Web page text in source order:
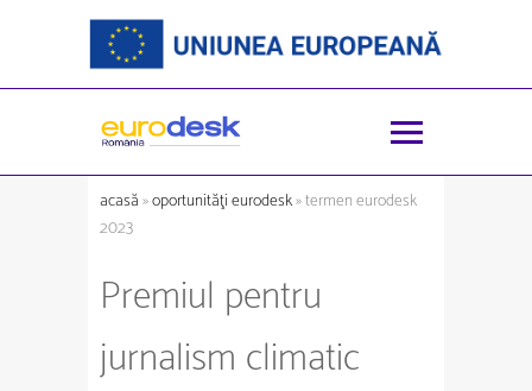
acasă»oportunităţi eurodesk» termen eurodesk
2023
Premiul pentru
jurnalism climatic